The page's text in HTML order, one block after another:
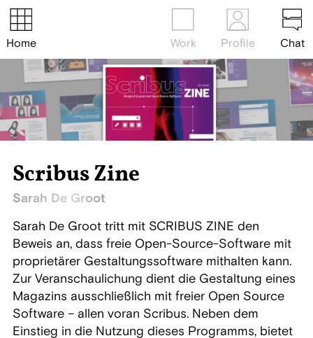
Home Work Profile Chat
Scribus Zine
Sarah De Groot
Sarah De Groot tritt mit SCRIBUS ZINE den
Beweis an, dass freie Open-Source-Software mit
proprietärer Gestaltungssoftware mithalten kann.
Zur Veranschaulichung dient die Gestaltung eines
Magazins ausschließlich mit freier Open Source
Software – allen voran Scribus. Neben dem
Einstieg in die Nutzung dieses Programms, bietet